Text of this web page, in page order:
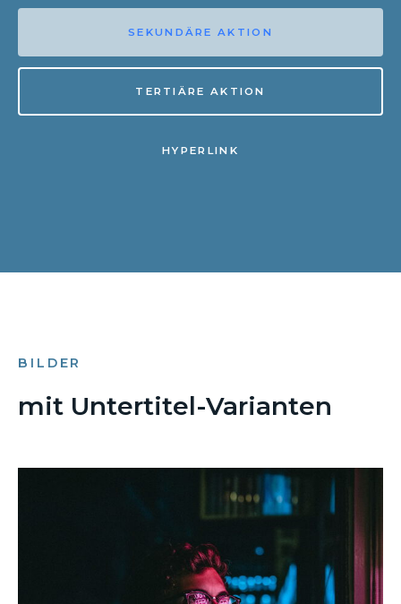
SEKUNDÄRE AKTION
TERTIÄRE AKTION
HYPERLINK
BILDER
mit Untertitel-Varianten